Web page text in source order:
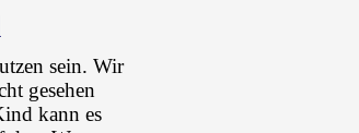
sein. Wir
gesehen
kann es